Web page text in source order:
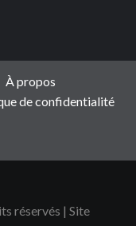
À propos
de confidentialité
réservés | Site